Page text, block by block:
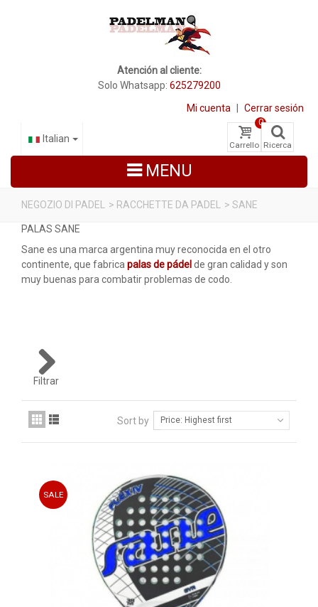
Atención al cliente:
Solo Whatsapp: 625279200
Mi cuenta Cerrar sesión
Carrello
0
Ricerca
Italian
MENU
RACCHETTE DA PADEL
SCARPE PADEL
PALLINE
ABBIGLIAMENTO
OUTLET PADEL
BLOG
NEGOZIO DI PADEL > RACCHETTE DA PADEL > SANE
PALAS SANE
Sane es una marca argentina muy reconocida en el otro
continente, que fabricapalas de pádel de gran calidad y son
muy buenas para combatir problemas de codo.
Filtrar
Sort by Price: Highest first
SALE